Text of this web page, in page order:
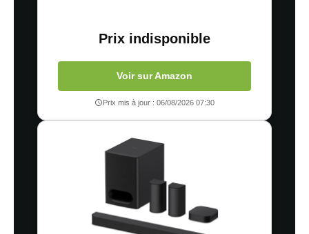
Prix indisponible
Voir sur Amazon
Prix mis à jour : 06/08/2026 07:30